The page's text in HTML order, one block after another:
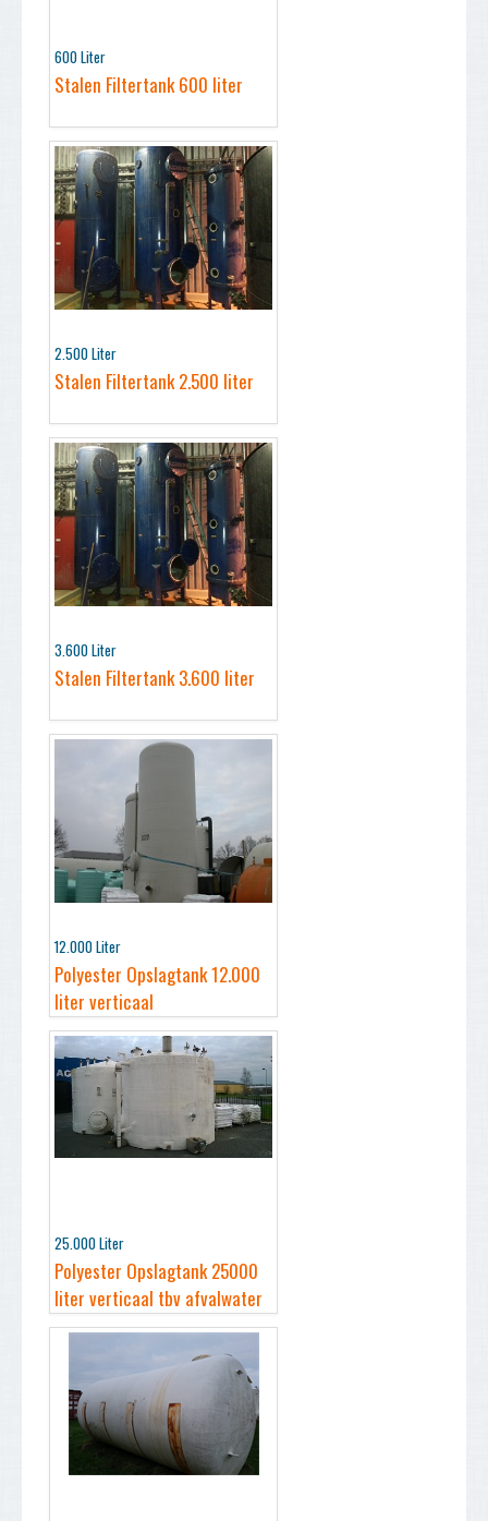
600 Liter
Stalen Filtertank 600 liter
2.500 Liter
Stalen Filtertank 2.500 liter
3.600 Liter
Stalen Filtertank 3.600 liter
12.000 Liter
Polyester Opslagtank 12.000
liter verticaal
25.000 Liter
Polyester Opslagtank 25000
liter verticaal tbv afvalwater